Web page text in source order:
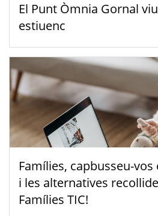
El Punt Òmnia Gornal
estiuenc
Famílies, capbusseu-
i les alternatives
Famílies TIC!